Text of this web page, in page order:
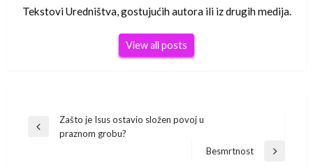
Tekstovi Uredništva, gostujućih autora ili iz drugih medija.
View all posts
Navigacija
Previous
Zašto je Isus ostavio složen povoj u
praznom grobu?
Next
Besmrtnost